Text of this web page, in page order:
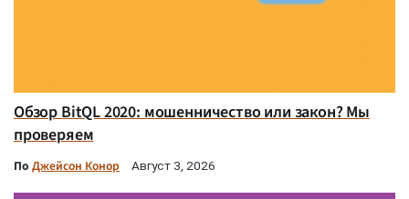
Обзор BitQL 2020: мошенничество или закон? Мы
проверяем
По Джейсон Конор Август 3, 2026